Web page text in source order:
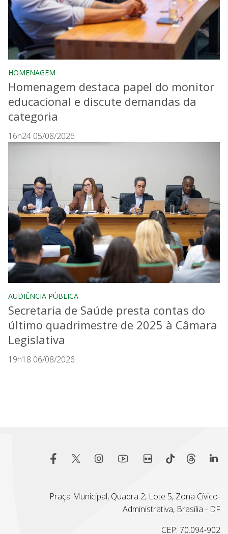
HOMENAGEM
Homenagem destaca papel do monitor
educacional e discute demandas da
categoria
16h24 05/08/2026
AUDIÊNCIA PÚBLICA
Secretaria de Saúde presta contas do
último quadrimestre de 2025 à Câmara
Legislativa
19h18 06/08/2026
Praça Municipal, Quadra 2, Lote 5, Zona Cívico-
Administrativa, Brasília - DF
CEP: 70.094-902